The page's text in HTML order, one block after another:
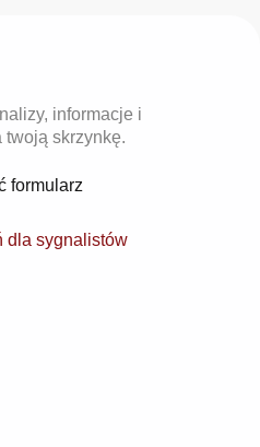
informacje i
twoją skrzynkę.
formularz
dla sygnalistów